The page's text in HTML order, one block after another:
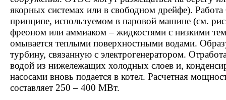
якорных системах или в свободном дрейфе).
принципе, используемом в паровой машине (см.
фреоном или аммиаком – жидкостями с низкими
омывается теплыми поверхностными водами.
турбину, связанную с электрогенератором.
водой из нижележащих холодных слоев и,
насосами вновь подается в котел. Расчетная
составляет 250 – 400 МВт.